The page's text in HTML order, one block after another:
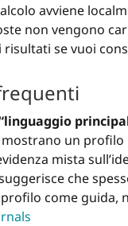
avviene
non vengono
risultati se vuoi
un
mista
che
come guida,